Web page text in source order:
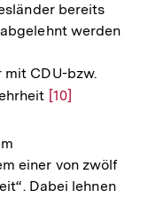
bereits
werden
mit CDU-bzw.
Zur
Fußnote
[10]
einer von zwölf
Dabei lehnen